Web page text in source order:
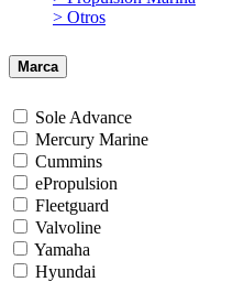
> Otros
Marca
Sole Advance
Mercury Marine
Cummins
ePropulsion
Fleetguard
Valvoline
Yamaha
Hyundai